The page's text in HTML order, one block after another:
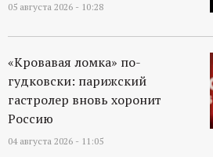
ы
й
п
05 августа 2026 - 10:28
«Кровавая ломка» по-
гудковски: парижский
гастролер вновь хоронит
Россию
04 августа 2026 - 11:05